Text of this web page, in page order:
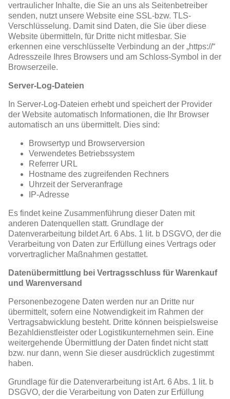
vertraulicher Inhalte, die Sie an uns als Seitenbetreiber
senden, nutzt unsere Website eine SSL-bzw. TLS-
Verschlüsselung. Damit sind Daten, die Sie über diese
Website übermitteln, für Dritte nicht mitlesbar. Sie
erkennen eine verschlüsselte Verbindung an der „https://“
Adresszeile Ihres Browsers und am Schloss-Symbol in der
Browserzeile.
Server-Log-Dateien
In Server-Log-Dateien erhebt und speichert der Provider
der Website automatisch Informationen, die Ihr Browser
automatisch an uns übermittelt. Dies sind:
Browsertyp und Browserversion
Verwendetes Betriebssystem
Referrer URL
Hostname des zugreifenden Rechners
Uhrzeit der Serveranfrage
IP-Adresse
Es findet keine Zusammenführung dieser Daten mit
anderen Datenquellen statt. Grundlage der
Datenverarbeitung bildet Art. 6 Abs. 1 lit. b DSGVO, der die
Verarbeitung von Daten zur Erfüllung eines Vertrags oder
vorvertraglicher Maßnahmen gestattet.
Datenübermittlung bei Vertragsschluss für Warenkauf
und Warenversand
Personenbezogene Daten werden nur an Dritte nur
übermittelt, sofern eine Notwendigkeit im Rahmen der
Vertragsabwicklung besteht. Dritte können beispielsweise
Bezahldienstleister oder Logistikunternehmen sein. Eine
weitergehende Übermittlung der Daten findet nicht statt
bzw. nur dann, wenn Sie dieser ausdrücklich zugestimmt
haben.
Grundlage für die Datenverarbeitung ist Art. 6 Abs. 1 lit. b
DSGVO, der die Verarbeitung von Daten zur Erfüllung